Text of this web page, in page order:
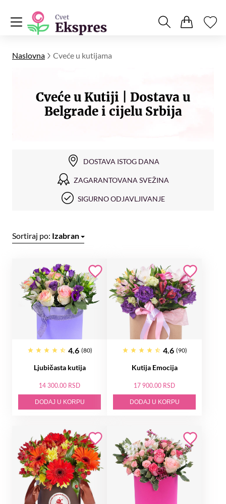
Naslovna Cveće u kutijama
Cveće u Kutiji | Dostava u
Belgrade i cijelu Srbija
DOSTAVA ISTOG DANA
ZAGARANTOVANA SVEŽINA
SIGURNO ODJAVLJIVANJE
Sortiraj po: Izabran
4.6 (80)
Ljubičasta kutija
14 300.00 RSD
DODAJ U KORPU
4.6 (90)
Kutija Emocija
17 900.00 RSD
DODAJ U KORPU